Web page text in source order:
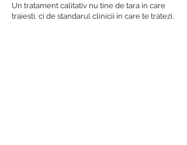
Un tratament calitativ nu tine de tara in care
traiesti, ci de standarul clinicii in care te tratezi.